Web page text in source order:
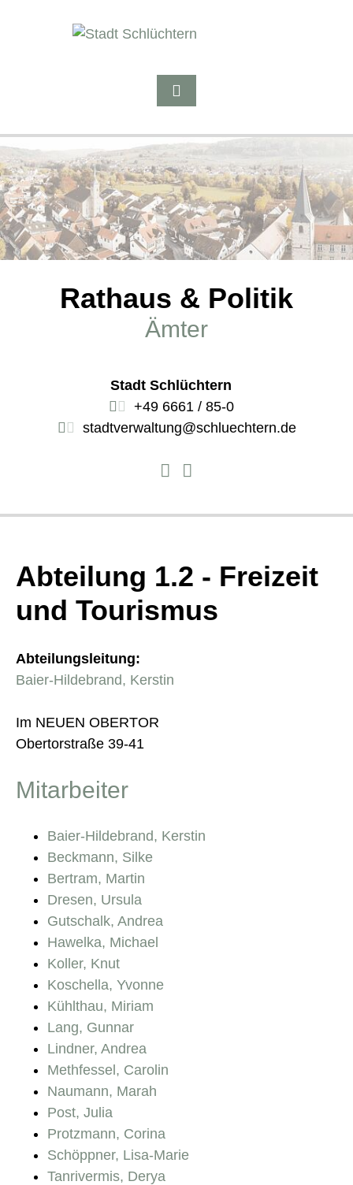
Rathaus & Politik
Ämter
Stadt Schlüchtern
+49 6661 / 85-0
stadtverwaltung@schluechtern.de
Abteilung 1.2 - Freizeit
und Tourismus
Abteilungsleitung:
Baier-Hildebrand, Kerstin
Im NEUEN OBERTOR
Obertorstraße 39-41
Mitarbeiter
Baier-Hildebrand, Kerstin
Beckmann, Silke
Bertram, Martin
Dresen, Ursula
Gutschalk, Andrea
Hawelka, Michael
Koller, Knut
Koschella, Yvonne
Kühlthau, Miriam
Lang, Gunnar
Lindner, Andrea
Methfessel, Carolin
Naumann, Marah
Post, Julia
Protzmann, Corina
Schöppner, Lisa-Marie
Tanrivermis, Derya